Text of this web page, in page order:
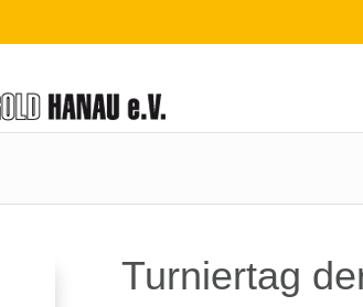
Turniertag